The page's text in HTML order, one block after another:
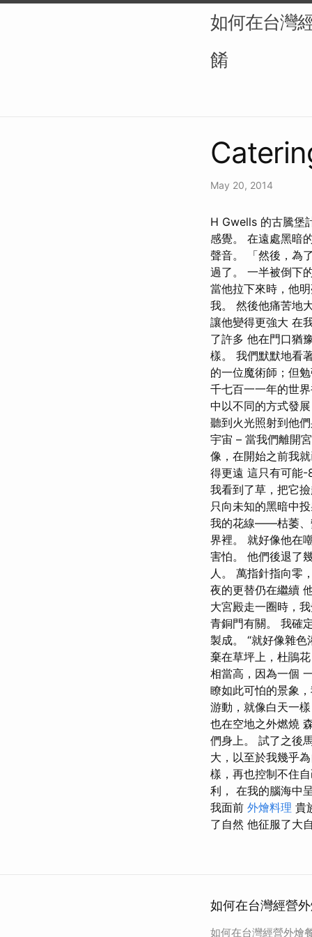
如何在台灣
餚
May 20, 2014
H Gwells 的古騰堡
感覺。 在遠處黑暗
聲音。 「然後，為
過了。 一半被倒下
當他拉下來時，他
我。 然後他痛苦地
讓他變得更強大 在
了許多 他在門口猶
樣。 我們默默地看
的一位魔術師；但
千七百一一年的世
中以不同的方式發
聽到火光照射到他
宇宙 – 當我們離開
像，在開始之前我
得更遠 這只有可能-
我看到了草，把它
只向未知的黑暗中
我的花線——枯萎、
界裡。 就好像他在
害怕。 他們後退了
人。 萬指針指向零
夜的更替仍在繼續
大宮殿走一圈時，
青銅門有關。 我確
製成。 “就好像雜
棄在草坪上，杜鵑
相當高，因為一個
瞭如此可怕的景象
游動，就像白天一樣
也在空地之外燃燒
們身上。 試了之後
大，以至於我幾乎
樣，再也控制不住
利， 在我的腦海中
我面前 外燴料理 貴
了自然 他征服了大
如何在台灣經營
如何在台灣經營外燴